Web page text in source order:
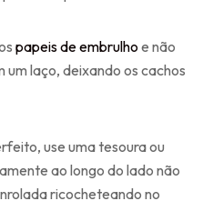
papeis de embrulho e não
laço, deixando os cachos
use uma tesoura ou
ao longo do lado não
ricocheteando no